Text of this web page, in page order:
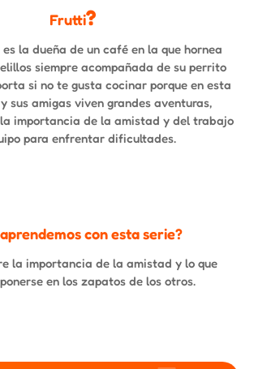
Frutti?
la dueña de un café en la que hornea
siempre acompañada de su perrito
si no te gusta cocinar porque en esta
sus amigas viven grandes aventuras,
importancia de la amistad y del trabajo
para enfrentar dificultades.
con esta serie?
la importancia de la amistad y lo que
en los zapatos de los otros.